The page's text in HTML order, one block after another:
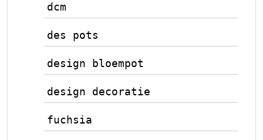
dcm
des pots
design bloempot
design decoratie
fuchsia